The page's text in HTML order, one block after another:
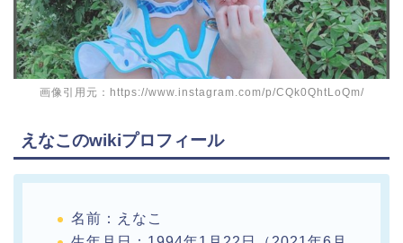
画像引用元：https://www.instagram.com/p/CQk0QhtLoQm/
えなこのwikiプロフィール
名前：えなこ